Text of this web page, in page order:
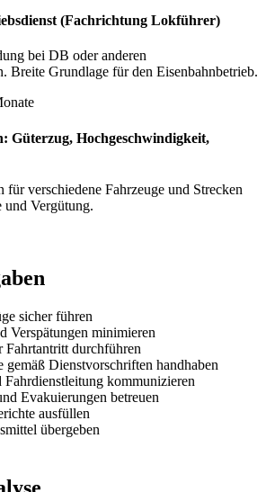
(Fachrichtung Lokführer)
bei DB oder anderen
Breite Grundlage für den Eisenbahnbetrieb.
Güterzug, Hochgeschwindigkeit,
verschiedene Fahrzeuge und Strecken
und Vergütung.
sicher führen
Verspätungen minimieren
Fahrtantritt durchführen
Dienstvorschriften handhaben
kommunizieren
Evakuierungen betreuen
ausfüllen
übergeben